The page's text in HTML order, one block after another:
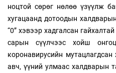
ноцтой сөрөг нөлөө үзүүлж
хугацаанд дотоодын
“0” хэвээр хадгалсан
сарын сүүлчээс хойш
коронавирусийн
авч, үүний улмаас халдварын